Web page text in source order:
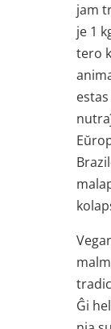
jam
je 1
tero
Ĝi